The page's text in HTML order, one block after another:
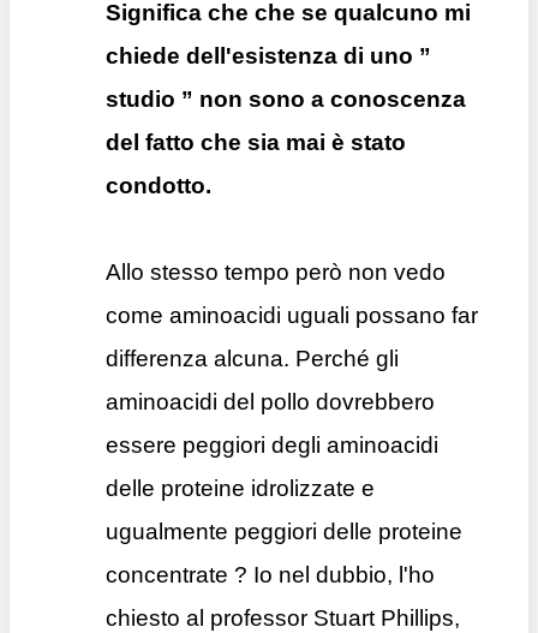
Significa che che se qualcuno mi
chiede dell'esistenza di uno ”
studio ” non sono a conoscenza
del fatto che sia mai è stato
condotto.
Allo stesso tempo però non vedo
come aminoacidi uguali possano far
differenza alcuna. Perché gli
aminoacidi del pollo dovrebbero
essere peggiori degli aminoacidi
delle proteine idrolizzate e
ugualmente peggiori delle proteine
concentrate ? Io nel dubbio, l'ho
chiesto al professor Stuart Phillips,